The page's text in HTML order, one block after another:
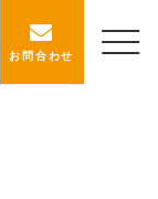
お問合わせ